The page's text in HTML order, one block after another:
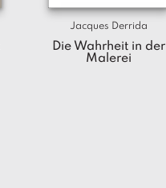
Jacques Derrida
Die Wahrheit in der
Malerei